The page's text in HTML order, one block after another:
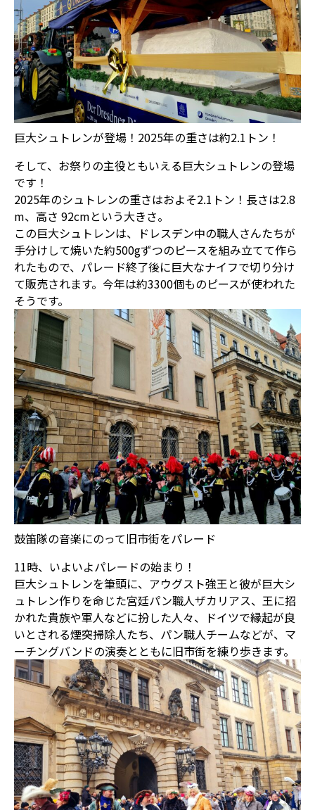
巨大シュトレンが登場！2025年の重さは約2.1トン！
そして、お祭りの主役ともいえる巨大シュトレンの登場
です！
2025年のシュトレンの重さはおよそ2.1トン！長さは2.8
m、高さ 92cmという大きさ。
この巨大シュトレンは、ドレスデン中の職人さんたちが
手分けして焼いた約500gずつのピースを組み立てて作ら
れたもので、パレード終了後に巨大なナイフで切り分け
て販売されます。今年は約3300個ものピースが使われた
そうです。
鼓笛隊の音楽にのって旧市街をパレード
11時、いよいよパレードの始まり！
巨大シュトレンを筆頭に、アウグスト強王と彼が巨大シ
ュトレン作りを命じた宮廷パン職人ザカリアス、王に招
かれた貴族や軍人などに扮した人々、ドイツで縁起が良
いとされる煙突掃除人たち、パン職人チームなどが、マ
ーチングバンドの演奏とともに旧市街を練り歩きます。